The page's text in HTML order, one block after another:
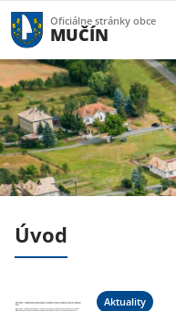
Oficiálne stránky obce
MUČÍN
Úvod
Aktuality